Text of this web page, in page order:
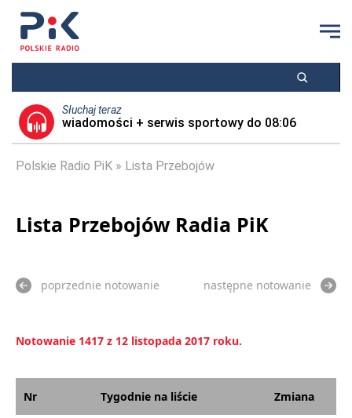
Słuchaj teraz
wiadomości + serwis sportowy do 08:06
Polskie Radio PiK Lista Przebojów
Lista Przebojów Radia PiK
poprzednie notowanie następne notowanie
Notowanie 1417 z 12 listopada 2017 roku.
Nr Tygodnie na liście Zmiana